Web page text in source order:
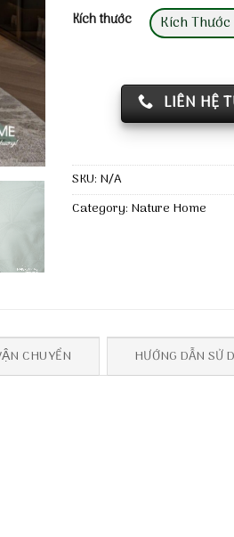
Kích thước Kích
LIÊN HỆ
SKU: N/A
Category: Nature Home
CHUYỂN HƯỚNG DẪN SỬ